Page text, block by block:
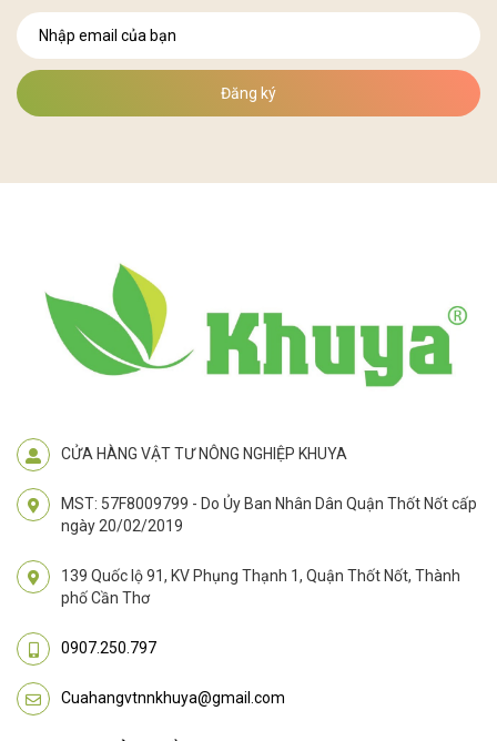
Đăng ký
CỬA HÀNG VẬT TƯ NÔNG NGHIỆP KHUYA
MST: 57F8009799 - Do Ủy Ban Nhân Dân Quận Thốt Nốt cấp
ngày 20/02/2019
139 Quốc lộ 91, KV Phụng Thạnh 1, Quận Thốt Nốt, Thành
phố Cần Thơ
0907.250.797
Cuahangvtnnkhuya@gmail.com